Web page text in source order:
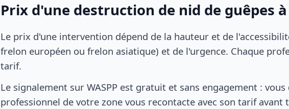
Prix d'une destruction de nid de guêpes
Le prix d'une intervention dépend de la hauteur et de
frelon européen ou frelon asiatique) et de l'urgence. Chaque
tarif.
Le signalement sur WASPP est gratuit et sans engagement :
professionnel de votre zone vous recontacte avec son tarif